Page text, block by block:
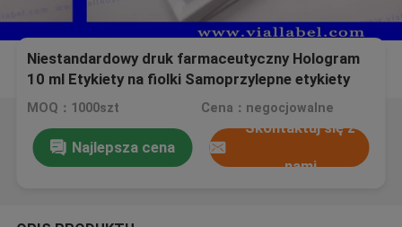
Niestandardowy druk farmaceutyczny Hologram
10 ml Etykiety na fiolki Samoprzylepne etykiety
leków na receptę
MOQ：1000szt Cena：negocjowalne
Najlepsza cena
Skontaktuj się z
nami